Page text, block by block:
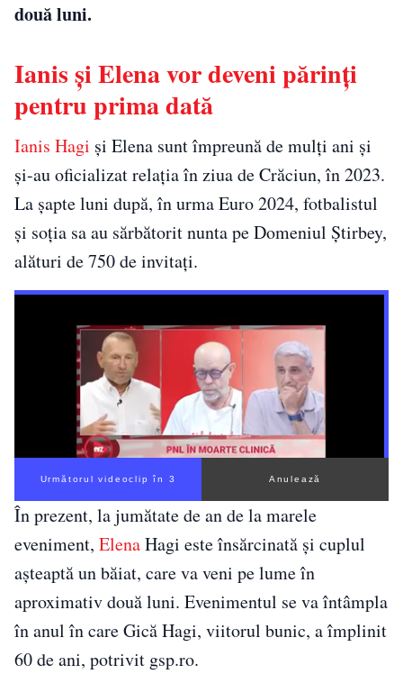
două luni.
Ianis și Elena vor deveni părinți
pentru prima dată
Ianis Hagi și Elena sunt împreună de mulți ani și
și-au oficializat relația în ziua de Crăciun, în 2023.
La șapte luni după, în urma Euro 2024, fotbalistul
și soția sa au sărbătorit nunta pe Domeniul Știrbey,
alături de 750 de invitați.
Următorul videoclip în 2 Anulează
În prezent, la jumătate de an de la marele
eveniment, ElenaHagi este însărcinată și cuplul
așteaptă un băiat, care va veni pe lume în
aproximativ două luni. Evenimentul se va întâmpla
în anul în care Gică Hagi, viitorul bunic, a împlinit
60 de ani, potrivit gsp.ro.